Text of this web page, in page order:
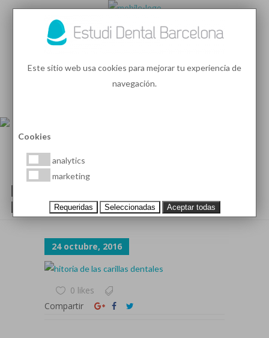
HITORIA DE LAS CARILLAS
DENTALES
24 octubre, 2016
0 likes
Compartir
Este sitio web usa cookies para mejorar tu experiencia de
navegación.
Cookies
analytics
marketing
Requeridas Seleccionadas Aceptar todas